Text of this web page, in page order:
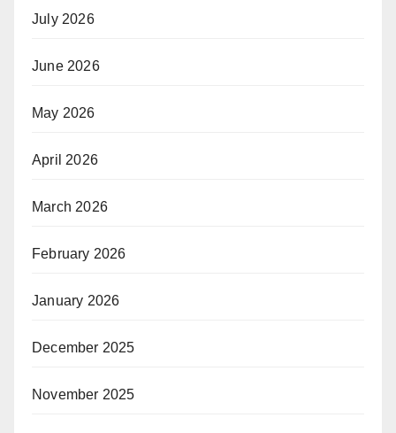
July 2026
June 2026
May 2026
April 2026
March 2026
February 2026
January 2026
December 2025
November 2025